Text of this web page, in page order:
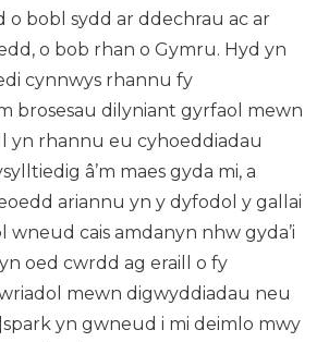
o bobl sydd ar ddechrau ac ar
o bob rhan o Gymru. Hyd yn
cynnwys rhannu fy
brosesau dilyniant gyrfaol mewn
yn rhannu eu cyhoeddiadau
â’m maes gyda mi, a
ariannu yn y dyfodol y gallai
wneud cais amdanyn nhw gyda’i
oed cwrdd ag eraill o fy
mewn digwyddiadau neu
yn gwneud i mi deimlo mwy